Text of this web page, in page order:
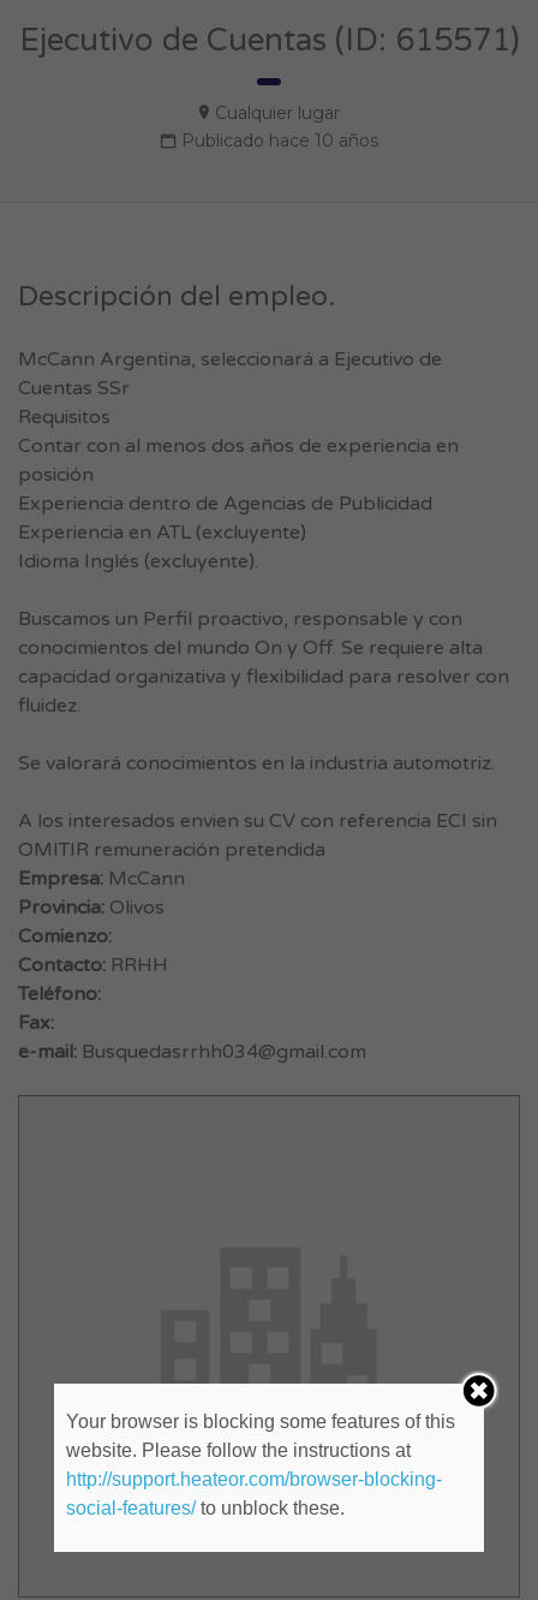
Ejecutivo de Cuentas (ID: 615571)
Cualquier lugar
Publicado hace 10 años
Descripción del empleo.
McCann Argentina, seleccionará a Ejecutivo de
Cuentas SSr
Requisitos
Contar con al menos dos años de experiencia en
posición
Experiencia dentro de Agencias de Publicidad
Experiencia en ATL (excluyente)
Idioma Inglés (excluyente).
Buscamos un Perfil proactivo, responsable y con
conocimientos del mundo On y Off. Se requiere alta
capacidad organizativa y flexibilidad para resolver con
fluidez.
Se valorará conocimientos en la industria automotriz.
A los interesados envien su CV con referencia ECI sin
OMITIR remuneración pretendida
Empresa: McCann
Provincia: Olivos
Comienzo:
Contacto: RRHH
Teléfono:
Fax:
e-mail: Busquedasrrhh034@gmail.com
Your browser is blocking some features of this
website. Please follow the instructions at
http://support.heateor.com/browser-blocking-
social-features/to unblock these.